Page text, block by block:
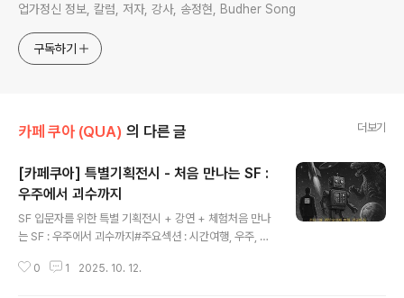
업가정신 정보, 칼럼, 저자, 강사, 송정현, Budher Song
구독하기
카페 쿠아 (QUA) 의 다른 글 더보기
[카페쿠아] 특별기획전시 - 처음 만나는 SF :
우주에서 괴수까지
SF 입문자를 위한 특별 기획전시 + 강연 + 체험처음 만나
는 SF : 우주에서 괴수까지#주요섹션 : 시간여행, 우주, 로
배재학, 키킴 등#전시기간 : 2025년 10월 28일(화)~12
0 1 2025. 10. 12.